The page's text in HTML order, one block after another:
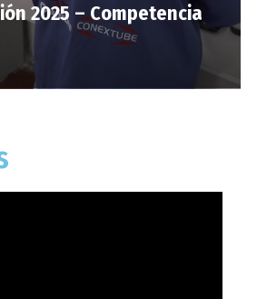
2025 – Competencia